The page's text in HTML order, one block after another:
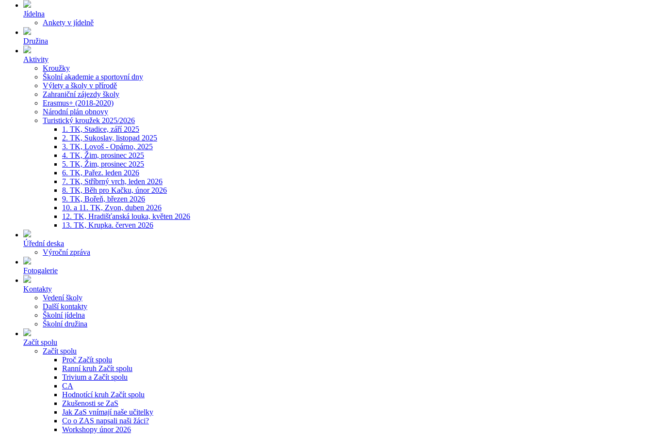
Jídelna
Ankety v jídelně
Družina
Aktivity
Kroužky
Školní akademie a sportovní dny
Výlety a školy v přírodě
Zahraniční zájezdy školy
Erasmus+ (2018-2020)
Národní plán obnovy
Turistický kroužek 2025/2026
1. TK, Stadice, září 2025
2. TK, Sukoslav, listopad 2025
3. TK, Lovoš - Opárno, 2025
4. TK, Žim, prosinec 2025
5. TK, Žim, prosinec 2025
6. TK, Pařez. leden 2026
7. TK, Stříbrný vrch, leden 2026
8. TK, Běh pro Kačku, únor 2026
9. TK, Bořeň, březen 2026
10. a 11. TK, Zvon, duben 2026
12. TK, Hradišťanská louka, květen 2026
13. TK, Krupka. červen 2026
Úřední deska
Výroční zpráva
Fotogalerie
Kontakty
Vedení školy
Další kontakty
Školní jídelna
Školní družina
Začít spolu
Začít spolu
Proč Začít spolu
Ranní kruh Začít spolu
Trivium a Začít spolu
CA
Hodnotící kruh Začít spolu
Zkušenosti se ZaS
Jak ZaS vnímají naše učitelky
Co o ZAS napsali naši žáci?
Workshopy únor 2026